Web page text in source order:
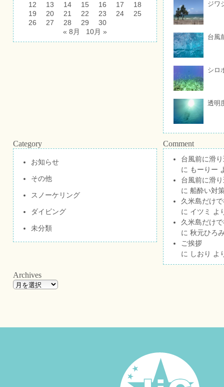
12 13 14 15 16 17
18
19
20 21 22 23 24
25
26
27 28 29
30
« 8月
10月 »
ジワ
台風
シロ
透明
Category
お知らせ
その他
スノーケリング
ダイビング
未分類
Comment
台風前に滑
に もーりー
台風前に滑
に 船酔い対
久米島だけ
に イツミ
よ
久米島だけ
に 秋元ひろ
ご挨拶
に しおり よ
Archives